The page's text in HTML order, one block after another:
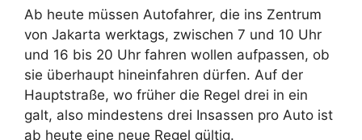
Ab heute müssen Autofahrer, die ins Zentrum
von Jakarta werktags, zwischen 7 und 10 Uhr
und 16 bis 20 Uhr fahren wollen aufpassen, ob
sie überhaupt hineinfahren dürfen. Auf der
Hauptstraße, wo früher die Regel drei in ein
galt, also mindestens drei Insassen pro Auto ist
ab heute eine neue Regel gültig.